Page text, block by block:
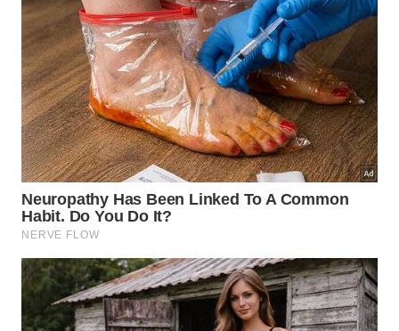
reconhecimentos em diferentes premiações
internacionais da indústria de viagens e
hospitalidade. O resultado divulgado em 2026
reforça essa sequência de distinções e mantém La
Mamounia entre os empreendimentos mais
lembrados pelos leitores da Travel + Leisure.
A localização do hotel também facilita o acesso a
alguns dos principais pontos turísticos de
Marrakech. Entre eles estão a Mesquita Koutoubia e
a praça Jamaa el Fna, além dos Jardins Majorelle,
da Palmeraie. Os deslocamentos podem ser
organizados por meio do serviço de concierge
disponibilizado pelo empreendimento.